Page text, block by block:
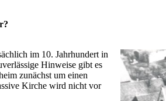
im 10. Jahrhundert in
Hinweise gibt es
zunächst um einen
Kirche wird nicht vor